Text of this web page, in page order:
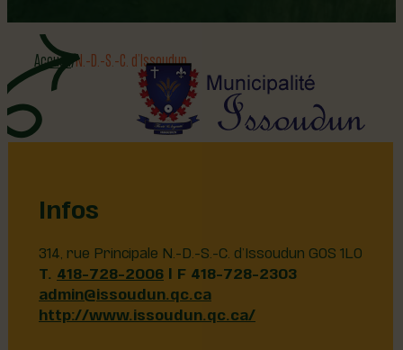
AccueilN.-D.-S.-C. d’Issoudun
Infos
314, rue Principale N.-D.-S.-C. d’Issoudun G0S 1L0
T. 418-728-2006 | F 418-728-2303
admin@issoudun.qc.ca
http://www.issoudun.qc.ca/